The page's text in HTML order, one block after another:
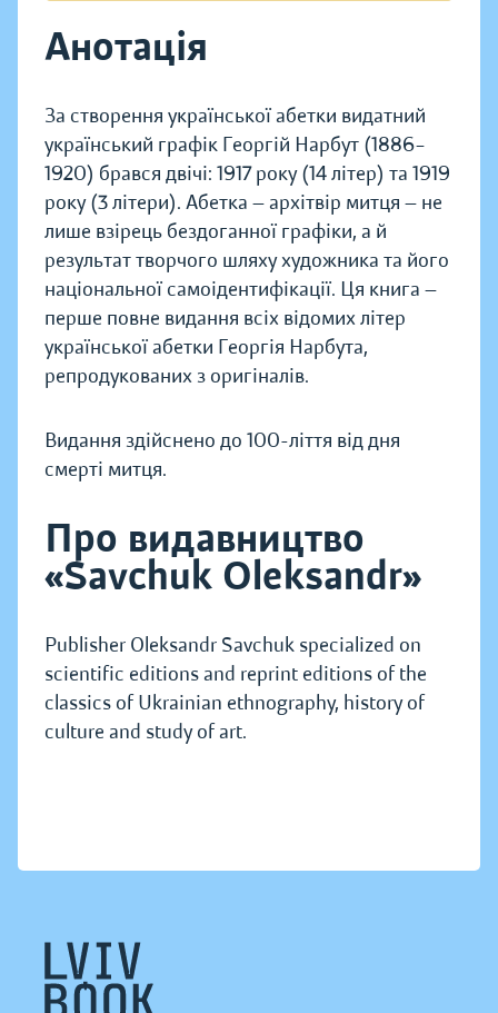
Анотація
За створення української абетки видатний
український графік Георгій Нарбут (1886–
1920) брався двічі: 1917 року (14 літер) та 1919
року (3 літери). Абетка — архітвір митця — не
лише взірець бездоганної графіки, а й
результат творчого шляху художника та його
національної самоідентифікації. Ця книга —
перше повне видання всіх відомих літер
української абетки Георгія Нарбута,
репродукованих з оригіналів.
Видання здійснено до 100-ліття від дня
смерті митця.
Про видавництво
«Savchuk Oleksandr»
Publisher Oleksandr Savchuk specialized on
scientific editions and reprint editions of the
classics of Ukrainian ethnography, history of
culture and study of art.